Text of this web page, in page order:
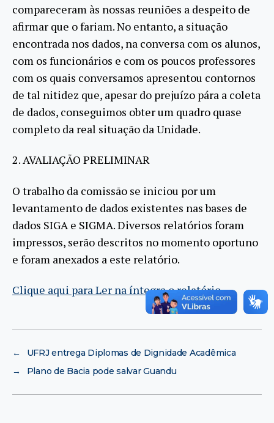
compareceram às nossas reuniões a despeito de
afirmar que o fariam. No entanto, a situação
encontrada nos dados, na conversa com os alunos,
com os funcionários e com os poucos professores
com os quais conversamos apresentou contornos
de tal nitidez que, apesar do prejuízo pára a coleta
de dados, conseguimos obter um quadro quase
completo da real situação da Unidade.
2. AVALIAÇÃO PRELIMINAR
O trabalho da comissão se iniciou por um
levantamento de dados existentes nas bases de
dados SIGA e SIGMA. Diversos relatórios foram
impressos, serão descritos no momento oportuno
e foram anexados a este relatório.
Clique aqui para Ler na íntegra o relatório
←
UFRJ entrega Diplomas de Dignidade Acadêmica
→
Plano de Bacia pode salvar Guandu